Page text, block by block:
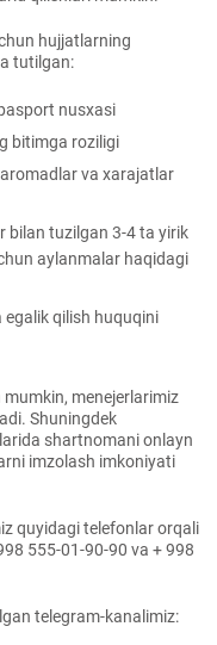
hujjatlarning
tutilgan:
nusxasi
bitimga roziligi
va xarajatlar
bilan tuzilgan 3-4 ta yirik
aylanmalar haqidagi
egalik qilish huquqini
menejerlarimiz
Shuningdek
shartnomani onlayn
imzolash imkoniyati
quyidagi telefonlar orqali
555-01-90-90 va + 998
telegram-kanalimiz: